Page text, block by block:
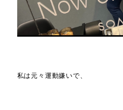
私は元々運動嫌いで、